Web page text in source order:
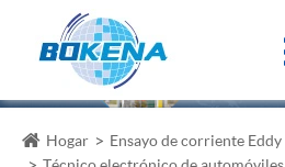
Hogar
Ensayo de corriente Eddy